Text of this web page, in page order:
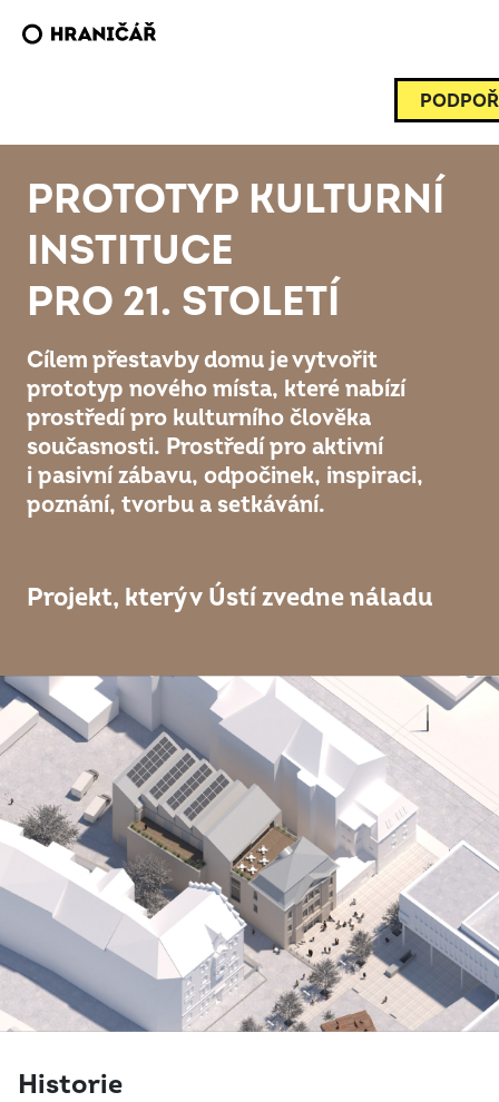
PROTOTYP KULTURNÍ
INSTITUCE
PRO 21. STOLETÍ
Cílem přestavby domu je vytvořit
prototyp nového místa, které nabízí
prostředí pro kulturního člověka
současnosti. Prostředí pro aktivní
i pasivní zábavu, odpočinek, inspiraci,
poznání, tvorbu a setkávání.
Projekt, který v Ústí zvedne náladu
Historie